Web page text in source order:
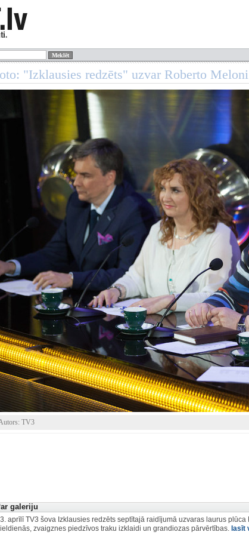
"Izklausies redzēts" uzvar Roberto
TV3
galeriju
aprīlī TV3 šova Izklausies redzēts septītajā raidījumā uzvaras laurus
zvaigznes piedzīvos traku izklaidi un grandiozas pārvērtības. lasīt